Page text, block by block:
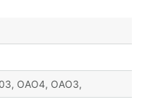
OAO4, OAO3,